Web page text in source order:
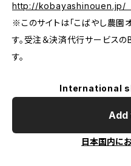
http://kobayashinouen.jp/
※このサイトは「こばやし農園
す。受注＆決済代行サービスの
す。
International
日本国内に